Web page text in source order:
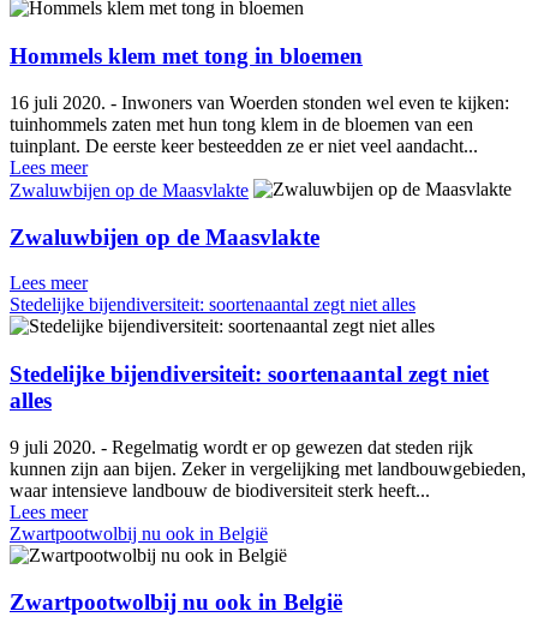
Hommels klem met tong in bloemen
16 juli 2020. - Inwoners van Woerden stonden wel even te kijken:
tuinhommels zaten met hun tong klem in de bloemen van een
tuinplant. De eerste keer besteedden ze er niet veel aandacht...
Lees meer
Zwaluwbijen op de Maasvlakte
Zwaluwbijen op de Maasvlakte
Lees meer
Stedelijke bijendiversiteit: soortenaantal zegt niet alles
Stedelijke bijendiversiteit: soortenaantal zegt niet
alles
9 juli 2020. - Regelmatig wordt er op gewezen dat steden rijk
kunnen zijn aan bijen. Zeker in vergelijking met landbouwgebieden,
waar intensieve landbouw de biodiversiteit sterk heeft...
Lees meer
Zwartpootwolbij nu ook in België
Zwartpootwolbij nu ook in België